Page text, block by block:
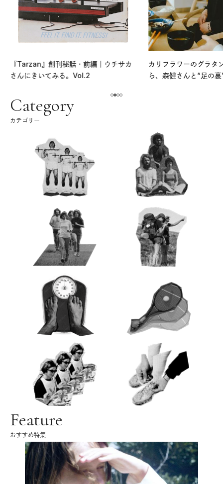
『Tarzan』創刊秘話・前編｜ウチサカ
さんにきいてみる。Vol.2
カリフラワーのグラタ
ら、森健さんと“足の
Category
カテゴリー
Feature
おすすめ特集